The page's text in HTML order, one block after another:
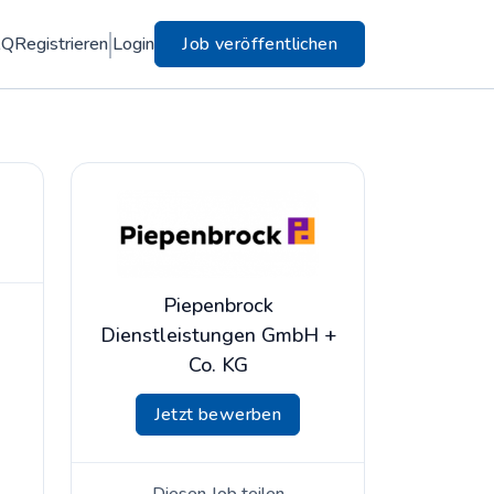
Registrieren Login Job veröffentlichen
Piepenbrock
Dienstleistungen GmbH +
Co. KG
Jetzt bewerben